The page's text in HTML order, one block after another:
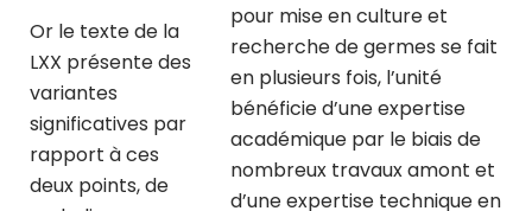
Or le texte de la
LXX présente des
variantes
significatives par
rapport à ces
deux points, de
pour mise en culture et
recherche de germes se fait
en plusieurs fois, l’unité
bénéficie d’une expertise
académique par le biais de
nombreux travaux amont et
d’une expertise technique en